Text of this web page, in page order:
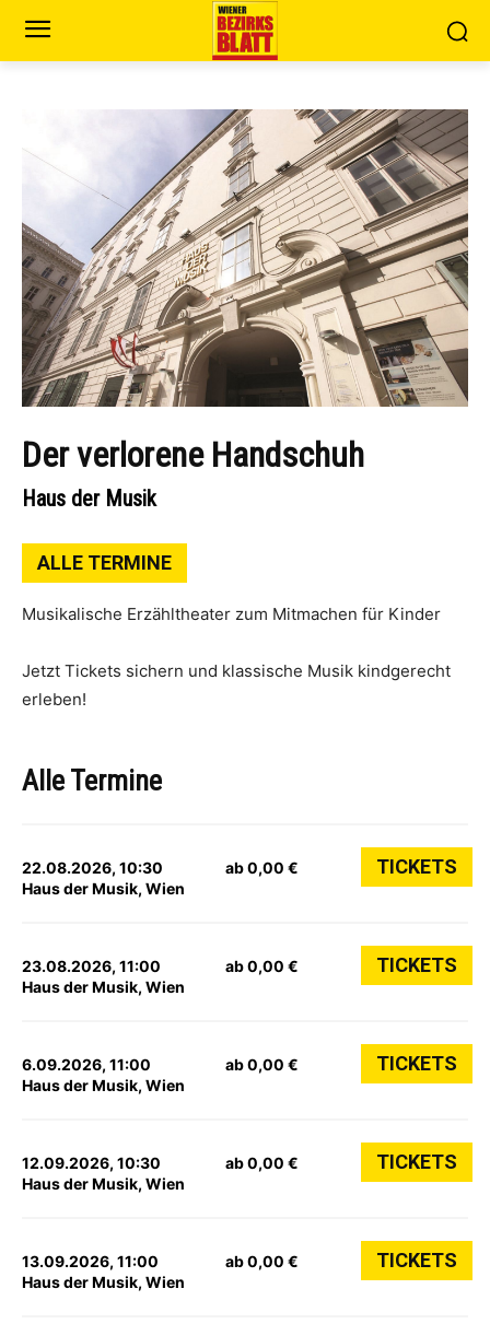
Der verlorene Handschuh
Haus der Musik
ALLE TERMINE
Musikalische Erzähltheater zum Mitmachen für Kinder
Jetzt Tickets sichern und klassische Musik kindgerecht
erleben!
Alle Termine
22.08.2026, 10:30
Haus der Musik, Wien
ab 0,00 € TICKETS
23.08.2026, 11:00
Haus der Musik, Wien
ab 0,00 € TICKETS
6.09.2026, 11:00
Haus der Musik, Wien
ab 0,00 € TICKETS
12.09.2026, 10:30
Haus der Musik, Wien
ab 0,00 € TICKETS
13.09.2026, 11:00
Haus der Musik, Wien
ab 0,00 € TICKETS